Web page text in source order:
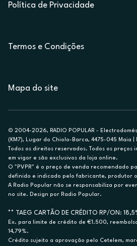
Política de Privacidade
Termos e Condições
Mapa do site
© 2004-2026, RADIO POPULAR -
(KM7), Lugar do Chiolo-Barca, 4475-045 Maia |
Todos os direitos reservados. Todos os preços
em vigor e são exclusivos da loja online.
O "PVPR" é o preço de venda recomendado
definido e indicado pelo fabricante, produtor
A Radio Popular não se responsabiliza por
no site. Design por Radio Popular.
** TAEG CARTÃO DE CRÉDITO RP/ON:
Ex. para limite de crédito de €1.500,
14,79%.
Crédito sujeito a aprovação pelo Cetelem,